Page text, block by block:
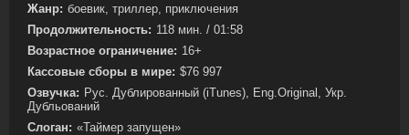
Жанр: боевик, триллер, приключения
Продолжительность: 118 мин. / 01:58
Возрастное ограничение: 16+
Кассовые сборы в мире: $76 997
Озвучка: Рус. Дублированный (iTunes), Eng.Original, Укр.
Дубльований
Слоган: «Таймер запущен»